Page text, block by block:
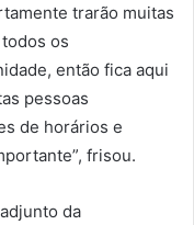
trarão muitas
os
então fica aqui
pessoas
de horários e
frisou.
da